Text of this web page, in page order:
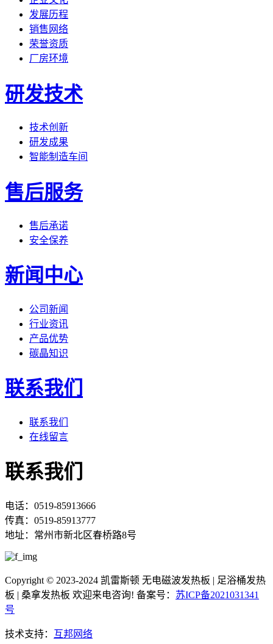
发展历程
销售网络
荣誉资质
厂房环境
研发技术
技术创新
研发成果
智能制造车间
售后服务
售后承诺
安全保养
新闻中心
公司新闻
行业资讯
产品优势
碳晶知识
联系我们
联系我们
在线留言
联系我们
电话：0519-85913666
传真：0519-85913777
地址：常州市新北区春桥路8号
Copyright © 2023-2024 凯雷斯顿 无电磁波发热板 | 足浴桶发热
板 | 桑拿发热板 欢迎来电咨询! 备案号： 苏ICP备2021031341
号
技术支持： 互邦网络